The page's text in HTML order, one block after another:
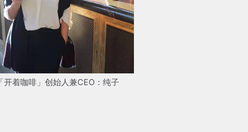
「开着咖啡」创始人兼CEO：纯子